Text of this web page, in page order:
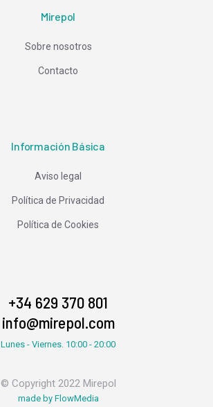
Mirepol
Sobre nosotros
Contacto
Información Básica
Aviso legal
Política de Privacidad
Política de Cookies
+34 629 370 801
info@mirepol.com
Lunes - Viernes. 10:00 - 20:00
© Copyright 2022 Mirepol
made by FlowMedia